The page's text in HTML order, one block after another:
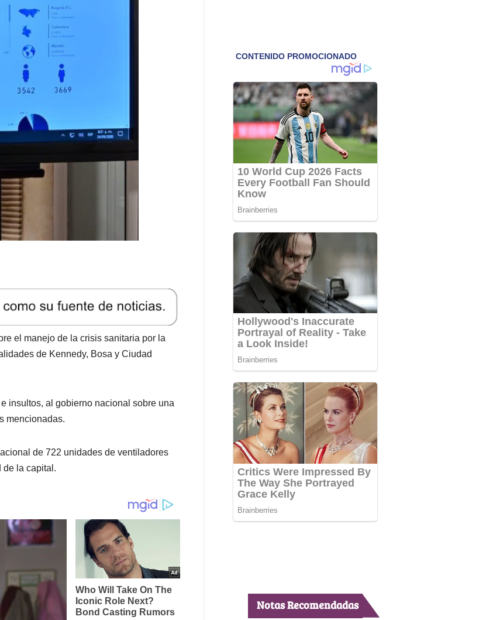
el manejo de la crisis sanitaria por la
de Kennedy, Bosa y Ciudad
insultos, al gobierno nacional sobre una
mencionadas.
de 722 unidades de ventiladores
de la capital.
Notas Recomendadas